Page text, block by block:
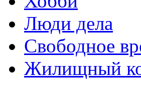
Люди дела
Свободное
Жилищный